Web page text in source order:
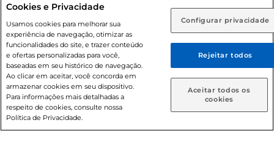
Rio de Janeiro (RJ) Goiás (GO)
Ou
Caso queira comprar online, informe como deseja receber
suas compras:
Entrega em casa Retire em Loja
prévio. O valor mínimo para as compras on-line é de R$
80,00.
© 2026 Copyright. Todos os direitos
reservados Prezunic.
Cookies e Privacidade
Usamos cookies para melhorar sua
experiência de navegação, otimizar as
funcionalidades do site, e trazer conteúdo
e ofertas personalizadas para você,
baseadas em seu histórico de navegação.
Ao clicar em aceitar, você concorda em
armazenar cookies em seu dispositivo.
Para informações mais detalhadas a
respeito de cookies, consulte nossa
Política de Privacidade.
Configurar privacidade
Rejeitar todos
Aceitar todos os
cookies